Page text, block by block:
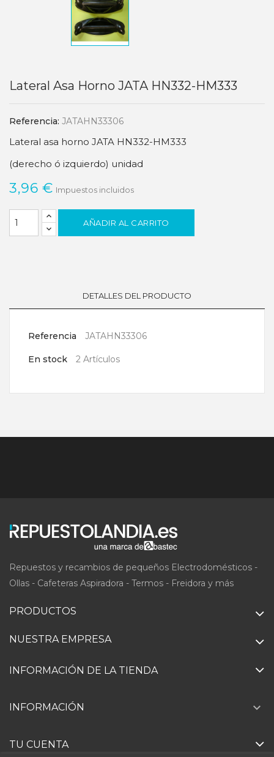
Lateral Asa Horno JATA HN332-HM333
Referencia: JATAHN33306
Lateral asa horno JATA HN332-HM333
(derecho ó izquierdo) unidad
3,96 € Impuestos incluidos
AÑADIR AL CARRITO
DETALLES DEL PRODUCTO
Referencia JATAHN33306
En stock 2 Artículos
Repuestos y recambios de pequeños Electrodomésticos -
Ollas - Cafeteras Aspiradora - Termos - Freidora y más
PRODUCTOS
NUESTRA EMPRESA
INFORMACIÓN DE LA TIENDA
INFORMACIÓN 
TU CUENTA